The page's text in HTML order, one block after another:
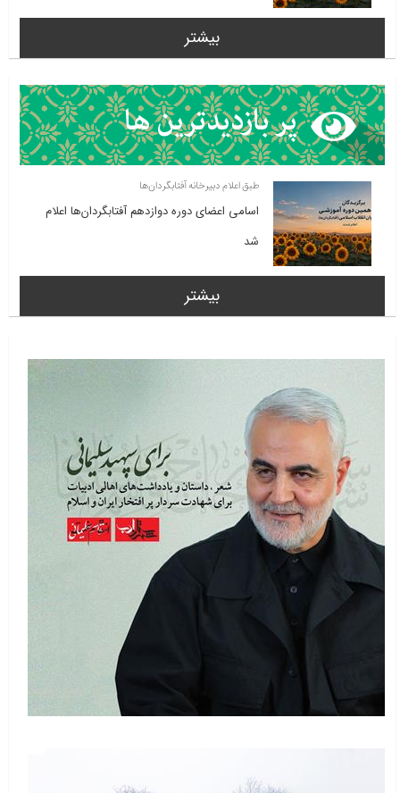
بیشتر
طبق اعلام دبیرخانه آفتابگردان‌ها
اسامی اعضای دوره دوازدهم آفتابگردان‌ها اعلام
شد
بیشتر